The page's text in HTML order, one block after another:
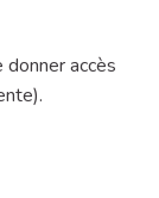
accès